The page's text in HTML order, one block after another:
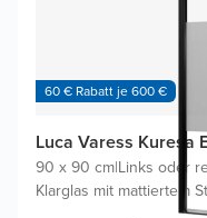
60 € Rabatt je 600 €
Luca Varess Kuresa
90 x 90 cm|Links oder
Klarglas mit mattiertem